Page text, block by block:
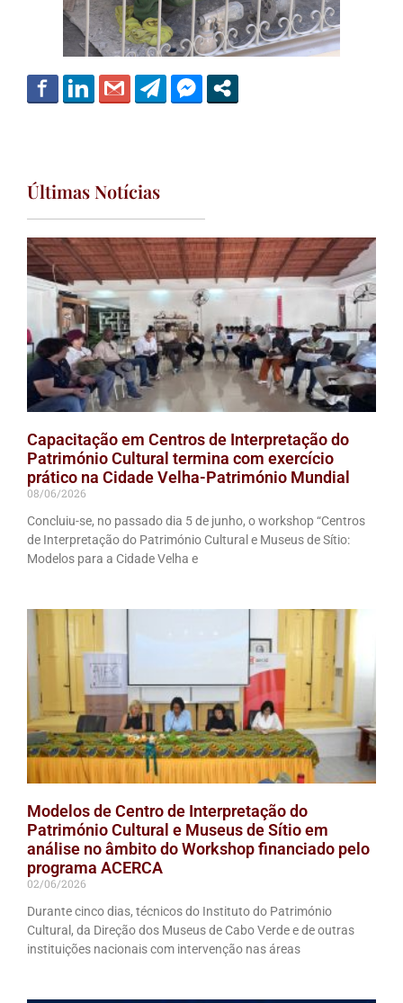
Últimas Notícias
Capacitação em Centros de Interpretação do
Património Cultural termina com exercício
prático na Cidade Velha-Património Mundial
08/06/2026
Concluiu-se, no passado dia 5 de junho, o workshop “Centros
de Interpretação do Património Cultural e Museus de Sítio:
Modelos para a Cidade Velha e
Modelos de Centro de Interpretação do
Património Cultural e Museus de Sítio em
análise no âmbito do Workshop financiado pelo
programa ACERCA
02/06/2026
Durante cinco dias, técnicos do Instituto do Património
Cultural, da Direção dos Museus de Cabo Verde e de outras
instituições nacionais com intervenção nas áreas